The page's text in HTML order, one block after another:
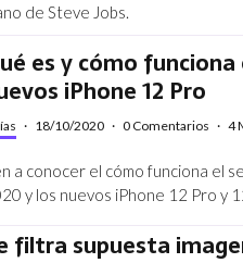
de Steve Jobs.
es y cómo funciona
iPhone 12 Pro
· 18/10/2020 · 0 Comentarios · 4
a conocer el cómo funciona el
y los nuevos iPhone 12 Pro y
filtra supuesta